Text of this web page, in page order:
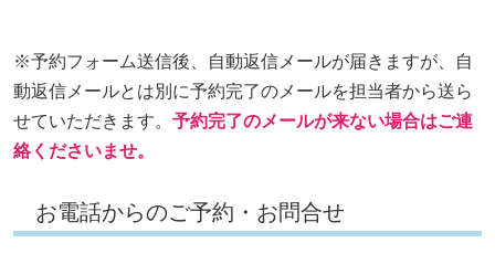
※予約フォーム送信後、自動返信メールが届きますが、自
動返信メールとは別に予約完了のメールを担当者から送ら
せていただきます。 予約完了のメールが来ない場合はご連
絡くださいませ。
お電話からのご予約・お問合せ